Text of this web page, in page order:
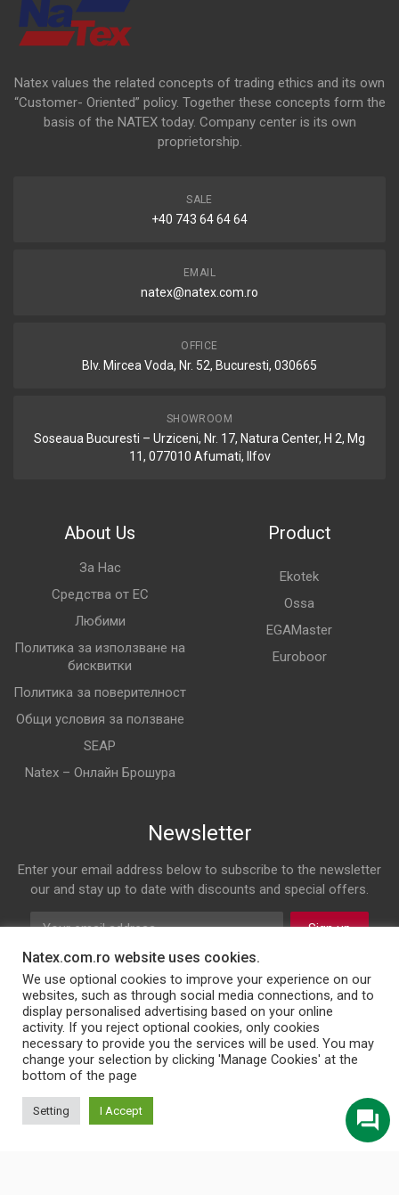
Natex values the related concepts of trading ethics and its own
“Customer- Oriented” policy. Together these concepts form the
basis of the NATEX today. Company center is its own
proprietorship.
SALE
+40 743 64 64 64
EMAIL
natex@natex.com.ro
OFFICE
Blv. Mircea Voda, Nr. 52, Bucuresti, 030665
SHOWROOM
Soseaua Bucuresti – Urziceni, Nr. 17, Natura Center, H 2, Mg
11, 077010 Afumati, Ilfov
About Us
За Нас
Средства от ЕС
Любими
Политика за използване на
бисквитки
Политика за поверителност
Общи условия за ползване
SEAP
Natex – Онлайн Брошура
Product
Ekotek
Ossa
EGAMaster
Euroboor
Newsletter
Enter your email address below to subscribe to the newsletter
our and stay up to date with discounts and special offers.
Sign up
Follow us on
FacebookTwitterInstagramLinkedIn
© 2026 NATEX INT SRL
Natex.com.ro website uses cookies.
We use optional cookies to improve your experience on our
websites, such as through social media connections, and to
display personalised advertising based on your online
activity. If you reject optional cookies, only cookies
necessary to provide you the services will be used. You may
change your selection by clicking 'Manage Cookies' at the
bottom of the page
Setting I Accept